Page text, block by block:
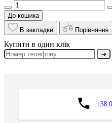
До кошика
В закладки
Порівняння
Купити в один клік
➔
+38